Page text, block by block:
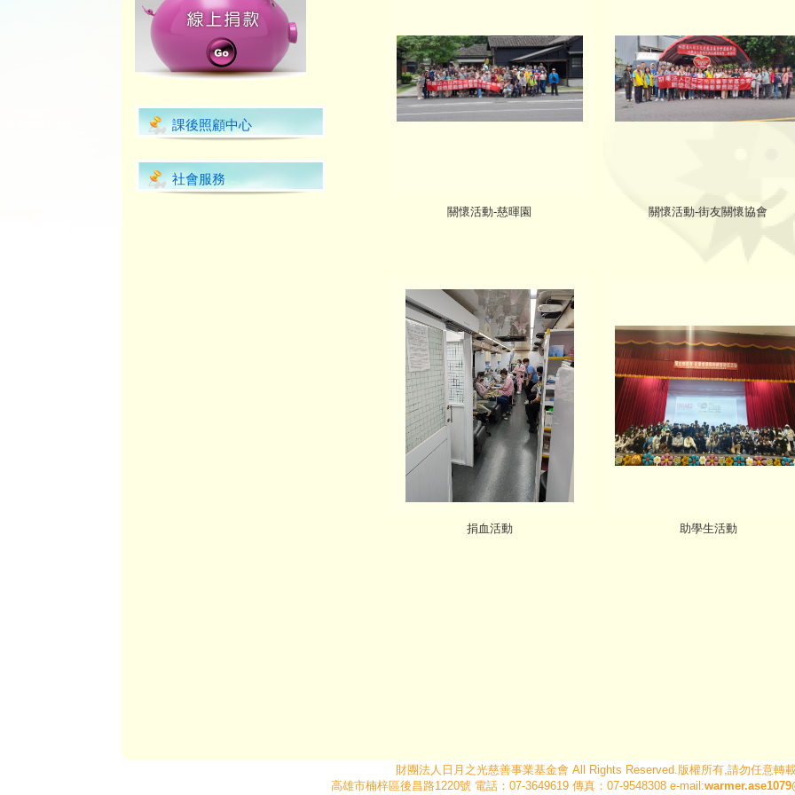
課後照顧中心
社會服務
關懷活動-慈暉園 關懷活動-街友關懷協會
捐血活動 助學生活動
財團法人日月之光慈善事業基金會 All Rights Reserved.版權所有,請勿任意轉
高雄市楠梓區後昌路1220號 電話：07-3649619 傳真：07-9548308 e-mail: